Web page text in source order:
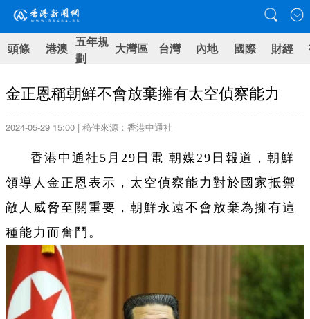
頭條 港澳 五年規
劃
大灣區 台灣 內地 國際 財經
金正恩稱朝鮮不會放棄擁有太空偵察能力
2024-05-29 15:00 | 稿件來源：香港中通社
香港中通社5月29日電 朝媒29日報道，朝鮮
領導人金正恩表示，太空偵察能力對於國家抵禦
敵人威脅至關重要，朝鮮永遠不會放棄為擁有這
種能力而奮鬥。